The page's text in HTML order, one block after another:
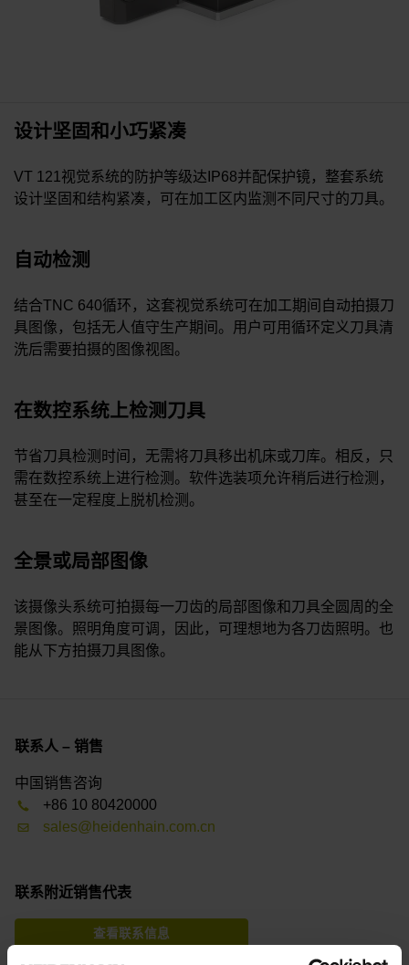
设计坚固和小巧紧凑
VT 121视觉系统的防护等级达IP68并配保护镜，整套系统
设计坚固和结构紧凑，可在加工区内监测不同尺寸的刀具。
自动检测
结合TNC 640循环，这套视觉系统可在加工期间自动拍摄刀
具图像，包括无人值守生产期间。用户可用循环定义刀具清
洗后需要拍摄的图像视图。
在数控系统上检测刀具
节省刀具检测时间，无需将刀具移出机床或刀库。相反，只
需在数控系统上进行检测。软件选装项允许稍后进行检测，
甚至在一定程度上脱机检测。
全景或局部图像
该摄像头系统可拍摄每一刀齿的局部图像和刀具全圆周的全
景图像。照明角度可调，因此，可理想地为各刀齿照明。也
能从下方拍摄刀具图像。
联系人 – 销售
中国销售咨询
+86 10 80420000
sales@heidenhain.com.cn
联系附近销售代表
查看联系信息